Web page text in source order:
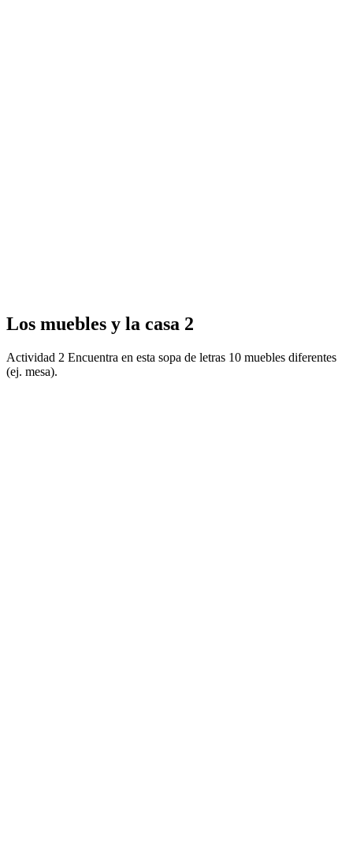
Los muebles y la casa 2
Actividad 2 Encuentra en esta sopa de letras 10 muebles diferentes
(ej. mesa).